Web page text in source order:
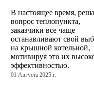
В настоящее время,
вопрос теплопункта,
заказчики все чаще
останавливают свой
на крышной котельной,
мотивируя это их
эффективностью.
01 Августа 2025 г.